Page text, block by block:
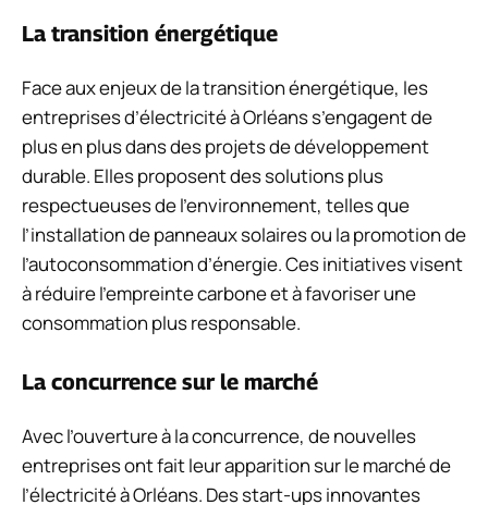
La transition énergétique
Face aux enjeux de la transition énergétique, les
entreprises d’électricité à Orléans s’engagent de
plus en plus dans des projets de développement
durable. Elles proposent des solutions plus
respectueuses de l’environnement, telles que
l’installation de panneaux solaires ou la promotion de
l’autoconsommation d’énergie. Ces initiatives visent
à réduire l’empreinte carbone et à favoriser une
consommation plus responsable.
La concurrence sur le marché
Avec l’ouverture à la concurrence, de nouvelles
entreprises ont fait leur apparition sur le marché de
l’électricité à Orléans. Des start-ups innovantes